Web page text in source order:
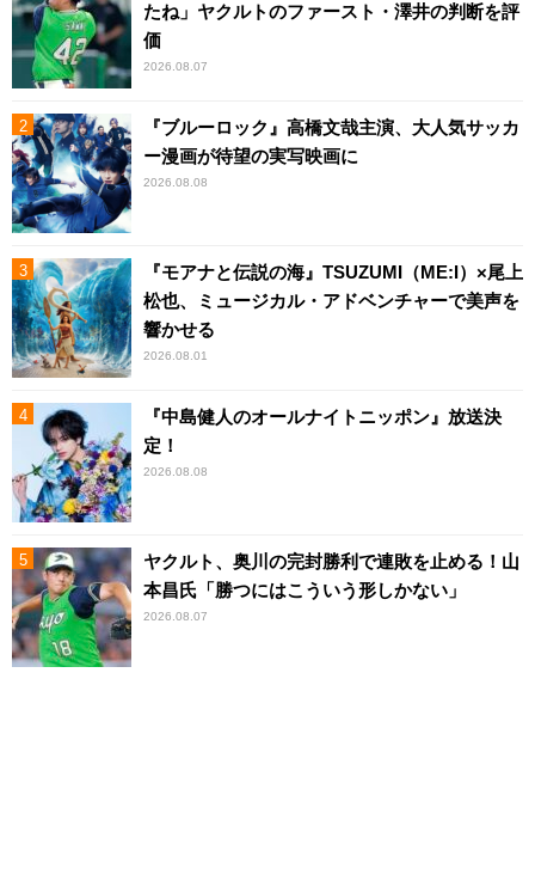
たね」ヤクルトのファースト・澤井の判断を評
価
2026.08.07
『ブルーロック』高橋文哉主演、大人気サッカ
ー漫画が待望の実写映画に
2026.08.08
『モアナと伝説の海』TSUZUMI（ME:I）×尾上
松也、ミュージカル・アドベンチャーで美声を
響かせる
2026.08.01
『中島健人のオールナイトニッポン』放送決
定！
2026.08.08
ヤクルト、奥川の完封勝利で連敗を止める！山
本昌氏「勝つにはこういう形しかない」
2026.08.07